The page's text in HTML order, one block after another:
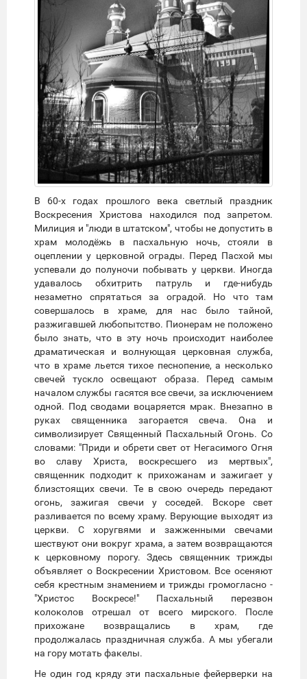
В 60-х годах прошлого века светлый праздник
Воскресения Христова находился под запретом.
Милиция и "люди в штатском", чтобы не допустить в
храм молодёжь в пасхальную ночь, стояли в
оцеплении у церковной ограды. Перед Пасхой мы
успевали до полуночи побывать у церкви. Иногда
удавалось обхитрить патруль и где-нибудь
незаметно спрятаться за оградой. Но что там
совершалось в храме, для нас было тайной,
разжигавшей любопытство. Пионерам не положено
было знать, что в эту ночь происходит наиболее
драматическая и волнующая церковная служба,
что в храме льется тихое песнопение, а несколько
свечей тускло освещают образа. Перед самым
началом службы гасятся все свечи, за исключением
одной. Под сводами воцаряется мрак. Внезапно в
руках священника загорается свеча. Она и
символизирует Священный Пасхальный Огонь. Со
словами: "Приди и обрети свет от Негасимого Огня
во славу Христа, воскресшего из мертвых",
священник подходит к прихожанам и зажигает у
близстоящих свечи. Те в свою очередь передают
огонь, зажигая свечи у соседей. Вскоре свет
разливается по всему храму. Верующие выходят из
церкви. С хоругвями и зажженными свечами
шествуют они вокруг храма, а затем возвращаются
к церковному порогу. Здесь священник трижды
объявляет о Воскресении Христовом. Все осеняют
себя крестным знамением и трижды громогласно -
"Христос Воскресе!" Пасхальный перезвон
колоколов отрешал от всего мирского. После
прихожане возвращались в храм, где
продолжалась праздничная служба. А мы убегали
на гору мотать факелы.
Не один год кряду эти пасхальные фейерверки на